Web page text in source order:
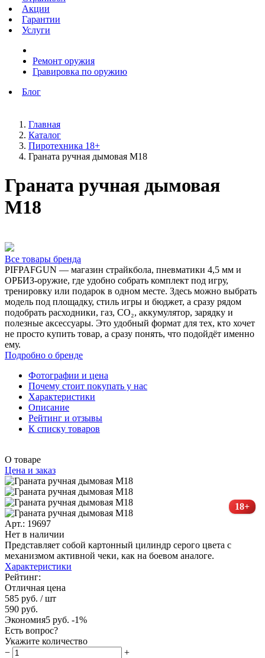
Акции
Гарантии
Услуги
Ремонт оружия
Гравировка по оружию
Блог
Главная
Каталог
Пиротехника 18+
Граната ручная дымовая M18
Граната ручная дымовая
M18
Все товары бренда
PIFPAFGUN — магазин страйкбола, пневматики 4,5 мм и
ОРБИЗ-оружие, где удобно собрать комплект под игру,
тренировку или подарок в одном месте. Здесь можно выбрать
модель под площадку, стиль игры и бюджет, а сразу рядом
подобрать расходники, газ, CO₂, аккумулятор, зарядку и
полезные аксессуары. Это удобный формат для тех, кто хочет
не просто купить товар, а сразу понять, что подойдёт именно
ему.
Подробно о бренде
Фотографии и цена
Почему стоит покупать у нас
Характеристики
Описание
Рейтинг и отзывы
К списку товаров
О товаре
Цена и заказ
18+
Арт.: 19697
Нет в наличии
Представляет собой картонный цилиндр серого цвета с
механизмом активной чеки, как на боевом аналоге.
Характеристики
Рейтинг:
Отличная цена
585 руб. / шт
590 руб.
Экономия5 руб. -1%
Есть вопрос?
Укажите количество
−
+